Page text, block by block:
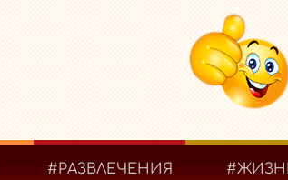
#РАЗВЛЕЧЕНИЯ